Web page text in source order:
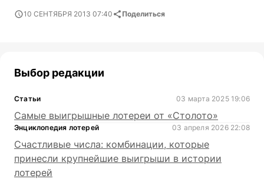
10 СЕНТЯБРЯ 2013 07:40 Поделиться
Выбор редакции
Статьи 03 марта 2025 19:06
Самые выигрышные лотереи от «Столото»
Энциклопедия лотерей 03 апреля 2026 22:08
Счастливые числа: комбинации, которые
принесли крупнейшие выигрыши в истории
лотерей